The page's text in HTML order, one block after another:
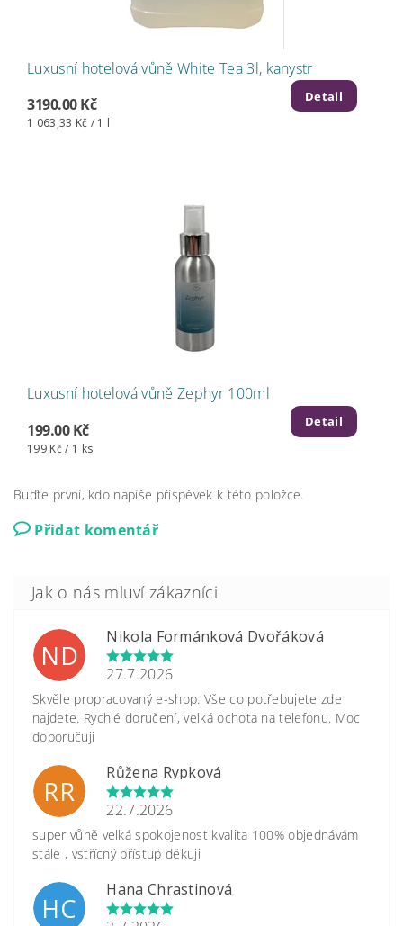
Luxusní hotelová vůně White Tea 3l, kanystr
3190.00 Kč
1 063,33 Kč / 1 l
Detail
Luxusní hotelová vůně Zephyr 100ml
199.00 Kč
199 Kč / 1 ks
Detail
Buďte první, kdo napíše příspěvek k této položce.
Přidat komentář
ND
Nikola Formánková Dvořáková
27.7.2026
Skvěle propracovaný e-shop. Vše co potřebujete zde
najdete. Rychlé doručení, velká ochota na telefonu. Moc
doporučuji
RR
Růžena Rypková
22.7.2026
super vůně velká spokojenost kvalita 100% objednávám
stále , vstřícný přístup děkuji
HC
Hana Chrastinová